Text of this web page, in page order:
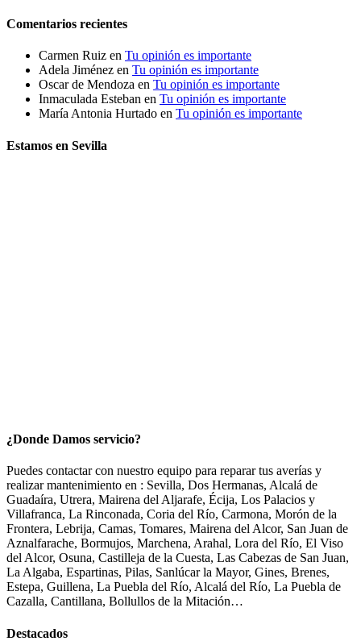
Comentarios recientes
Carmen Ruiz en Tu opinión es importante
Adela Jiménez en Tu opinión es importante
Oscar de Mendoza en Tu opinión es importante
Inmaculada Esteban en Tu opinión es importante
María Antonia Hurtado en Tu opinión es importante
Estamos en Sevilla
¿Donde Damos servicio?
Puedes contactar con nuestro equipo para reparar tus averías y
realizar mantenimiento en : Sevilla, Dos Hermanas, Alcalá de
Guadaíra, Utrera, Mairena del Aljarafe, Écija, Los Palacios y
Villafranca, La Rinconada, Coria del Río, Carmona, Morón de la
Frontera, Lebrija, Camas, Tomares, Mairena del Alcor, San Juan de
Aznalfarache, Bormujos, Marchena, Arahal, Lora del Río, El Viso
del Alcor, Osuna, Castilleja de la Cuesta, Las Cabezas de San Juan,
La Algaba, Espartinas, Pilas, Sanlúcar la Mayor, Gines, Brenes,
Estepa, Guillena, La Puebla del Río, Alcalá del Río, La Puebla de
Cazalla, Cantillana, Bollullos de la Mitación…
Destacados